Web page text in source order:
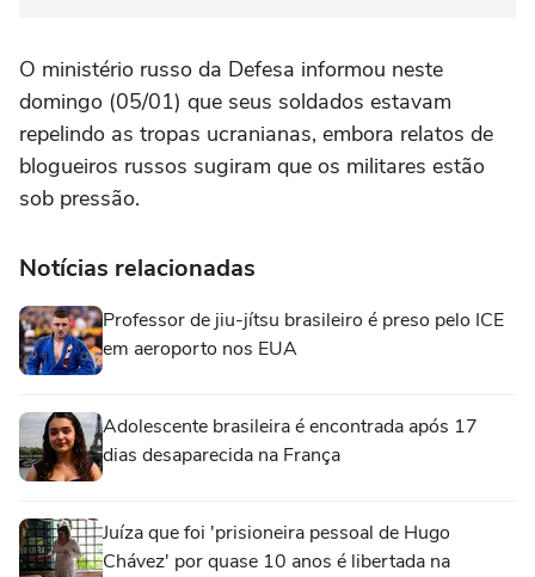
O ministério russo da Defesa informou neste
domingo (05/01) que seus soldados estavam
repelindo as tropas ucranianas, embora relatos de
blogueiros russos sugiram que os militares estão
sob pressão.
Notícias relacionadas
Professor de jiu-jítsu brasileiro é preso pelo ICE
em aeroporto nos EUA
Adolescente brasileira é encontrada após 17
dias desaparecida na França
Juíza que foi 'prisioneira pessoal de Hugo
Chávez' por quase 10 anos é libertada na